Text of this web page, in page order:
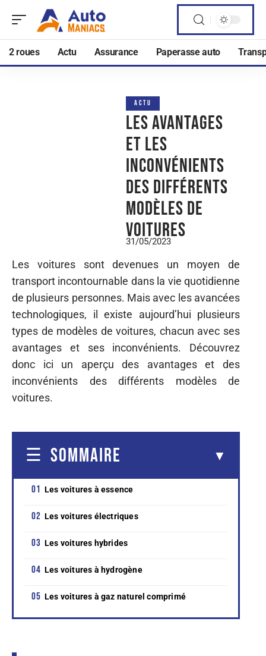
2 roues Actu Assurance Paperasse auto
ACTU
Les avantages
et les
inconvénients
des différents
modèles de
voitures
31/05/2023
Les voitures sont devenues un moyen de
transport incontournable dans la vie quotidienne
de plusieurs personnes. Mais avec les avancées
technologiques, il existe aujourd’hui plusieurs
types de modèles de voitures, chacun avec ses
avantages et ses inconvénients. Découvrez
donc ici un aperçu des avantages et des
inconvénients des différents modèles de
voitures.
SOMMAIRE
Les voitures à essence
Les voitures électriques
Les voitures hybrides
Les voitures à hydrogène
Les voitures à gaz naturel comprimé